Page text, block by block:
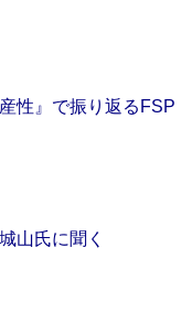
性』で振り返るFSP
山氏に聞く